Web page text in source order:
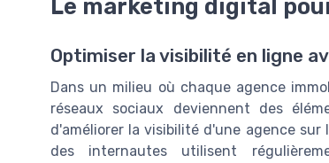
Le marketing digital
Optimiser la visibilité en ligne
Dans un milieu où chaque agence
réseaux sociaux deviennent des
d'améliorer la visibilité d'une agence sur
des internautes utilisent